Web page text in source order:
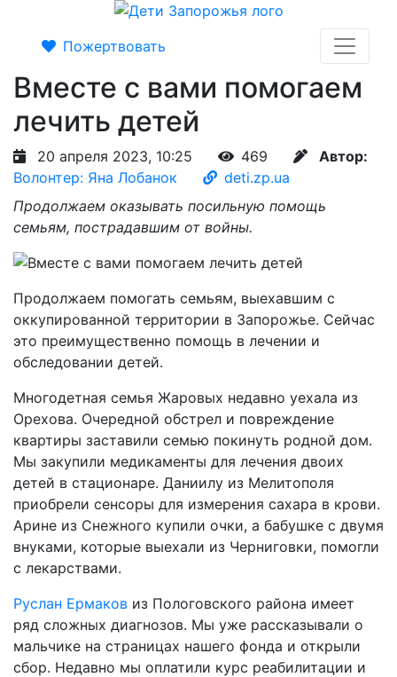
Пожертвовать
Вместе с вами помогаем
лечить детей
20 апреля 2023, 10:25 469
Автор:
Волонтер: Яна Лобанок
deti.zp.ua
Продолжаем оказывать посильную помощь
семьям, пострадавшим от войны.
Продолжаем помогать семьям, выехавшим с
оккупированной территории в Запорожье. Сейчас
это преимущественно помощь в лечении и
обследовании детей.
Многодетная семья Жаровых недавно уехала из
Орехова. Очередной обстрел и повреждение
квартиры заставили семью покинуть родной дом.
Мы закупили медикаменты для лечения двоих
детей в стационаре. Даниилу из Мелитополя
приобрели сенсоры для измерения сахара в крови.
Арине из Снежного купили очки, а бабушке с двумя
внуками, которые выехали из Черниговки, помогли
с лекарствами.
Руслан Ермаков из Пологовского района имеет
ряд сложных диагнозов. Мы уже рассказывали о
мальчике на страницах нашего фонда и открыли
сбор. Недавно мы оплатили курс реабилитации и